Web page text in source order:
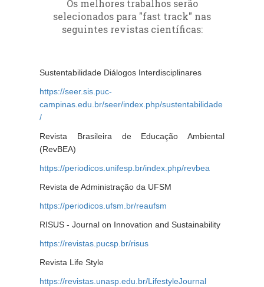
Os melhores trabalhos serão
selecionados para "fast track" nas
seguintes revistas científicas:
Sustentabilidade Diálogos Interdisciplinares
https://seer.sis.puc-
campinas.edu.br/seer/index.php/sustentabilidade
/
Revista Brasileira de Educação Ambiental
(RevBEA)
https://periodicos.unifesp.br/index.php/revbea
Revista de Administração da UFSM
https://periodicos.ufsm.br/reaufsm
RISUS - Journal on Innovation and Sustainability
https://revistas.pucsp.br/risus
Revista Life Style
https://revistas.unasp.edu.br/LifestyleJournal